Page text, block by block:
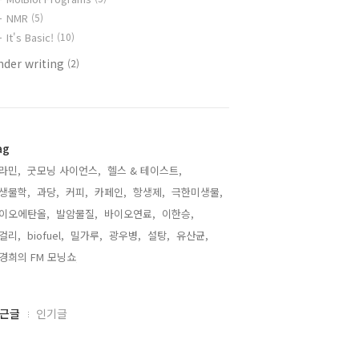
NMR (5)
It's Basic! (10)
writing (2)
민, 굿모닝 사이언스, 헬스 & 테이스트,
물학, 과당, 커피, 카페인, 항생제, 극한미생물,
오에탄올, 발암물질, 바이오연료, 이한승,
리, biofuel, 밀가루, 광우병, 설탕, 유산균,
희의 FM 모닝쇼,
글 인기글